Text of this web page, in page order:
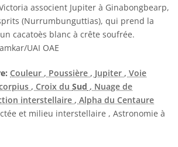
associent Jupiter à Ginabongbearp,
(Nurrumbunguttias), qui prend la
cacatoès blanc à crête soufrée.
UAI OAE
Couleur , Poussière , Jupiter , Voie
, Croix du Sud , Nuage de
interstellaire , Alpha du Centaure
et milieu interstellaire , Astronomie à